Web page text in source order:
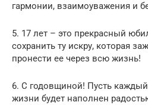
гармонии, взаимоуважения и
5. 17 лет – это прекрасный
сохранить ту искру, которая
пронести ее через всю жизнь!
6. С годовщиной! Пусть
жизни будет наполнен